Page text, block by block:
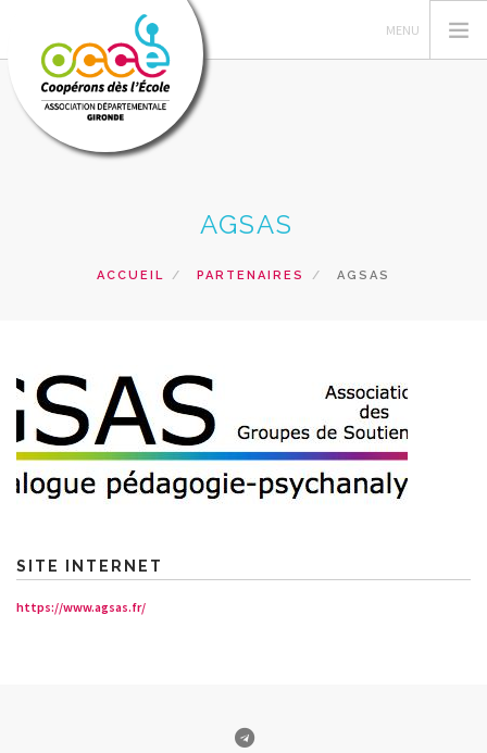
GERER SA COOPERATIVE
RECHERCHER
CONTACT
AGSAS
ACCUEIL PARTENAIRES AGSAS
SITE INTERNET
https://www.agsas.fr/